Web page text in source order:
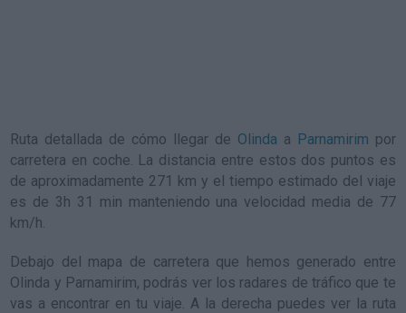
Ruta detallada de cómo llegar de Olinda a Parnamirim por
carretera en coche. La distancia entre estos dos puntos es
de aproximadamente 271 km y el tiempo estimado del viaje
es de 3h 31 min manteniendo una velocidad media de 77
km/h.
Debajo del mapa de carretera que hemos generado entre
Olinda y Parnamirim, podrás ver los radares de tráfico que te
vas a encontrar en tu viaje. A la derecha puedes ver la ruta